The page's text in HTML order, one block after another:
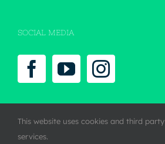
SOCIAL MEDIA
This website uses cookies and third party
services.